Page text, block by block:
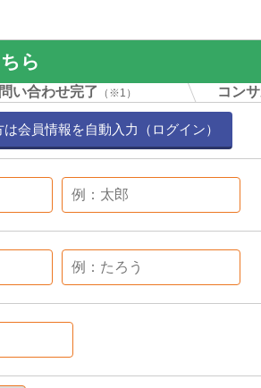
ら
い合わせ完了 （※1） コン
会員情報を自動入力（ログイン）